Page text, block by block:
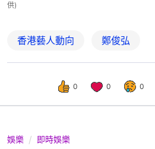
供)
香港藝人動向 鄭俊弘
0 0 0
娛樂 即時娛樂